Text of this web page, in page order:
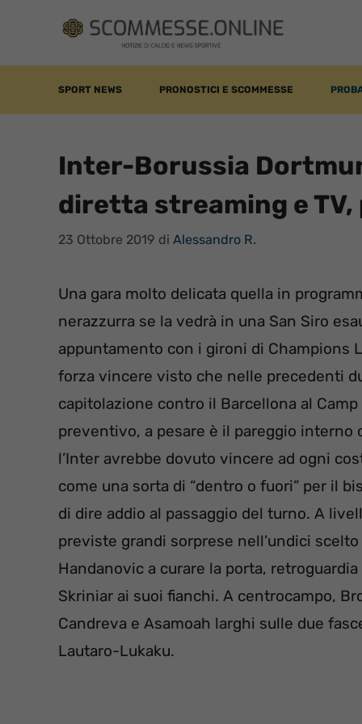
contenuto
SPORT NEWS PRONOSTICI E SCOMMESSE
Inter-Borussia
diretta streaming e
23 Ottobre 2019 di Alessandro R.
Una gara molto delicata quella in
nerazzurra se la vedrà in una San Siro
appuntamento con i gironi di Champions
forza vincere visto che nelle precedenti
capitolazione contro il Barcellona al
preventivo, a pesare è il pareggio interno
l’Inter avrebbe dovuto vincere ad ogni
come una sorta di “dentro o fuori” per il
di dire addio al passaggio del turno. A
previste grandi sorprese nell’undici
Handanovic a curare la porta,
Skriniar ai suoi fianchi. A centrocampo,
Candreva e Asamoah larghi sulle due
Lautaro-Lukaku.